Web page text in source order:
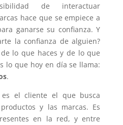
de interactuar
hace que se empiece a
ganarse su confianza. Y
la confianza de alguien?
lo que haces y de lo que
lo que hoy en día se llama:
.
el cliente el que busca
y las marcas. Es
en la red, y entre